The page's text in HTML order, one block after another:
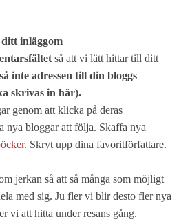
inläggom
så att vi lätt hittar till ditt
inte adressen till din bloggs
skrivas in här).
genom att klicka på deras
nya bloggar att följa. Skaffa nya
. Skryt upp dina favoritförfattare.
jerkan så att så många som möjligt
med sig. Ju fler vi blir desto fler nya
vi att hitta under resans gång.